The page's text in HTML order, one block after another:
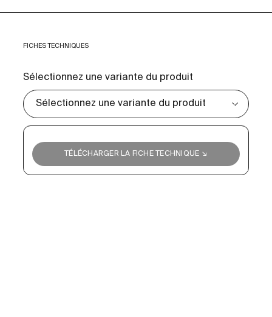
FICHES TECHNIQUES
Sélectionnez une variante du produit
TÉLÉCHARGER LA FICHE TECHNIQUE ↘